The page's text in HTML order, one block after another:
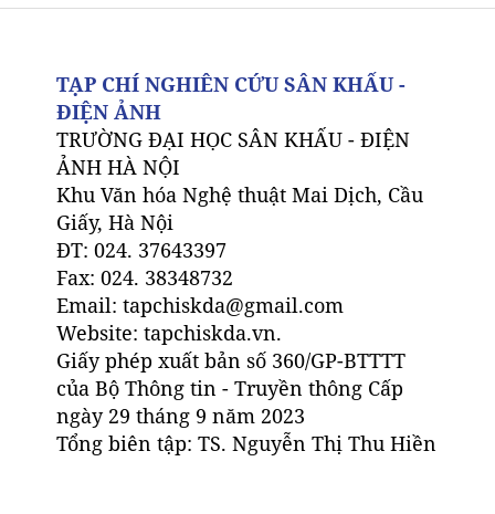
TẠP CHÍ NGHIÊN CỨU SÂN KHẤU -
ĐIỆN ẢNH
TRƯỜNG ĐẠI HỌC SÂN KHẤU - ĐIỆN
ẢNH HÀ NỘI
Khu Văn hóa Nghệ thuật Mai Dịch, Cầu
Giấy, Hà Nội
ĐT: 024. 37643397
Fax: 024. 38348732
Email: tapchiskda@gmail.com
Website: tapchiskda.vn.
Giấy phép xuất bản số 360/GP-BTTTT
của Bộ Thông tin - Truyền thông Cấp
ngày 29 tháng 9 năm 2023
Tổng biên tập: TS. Nguyễn Thị Thu Hiền